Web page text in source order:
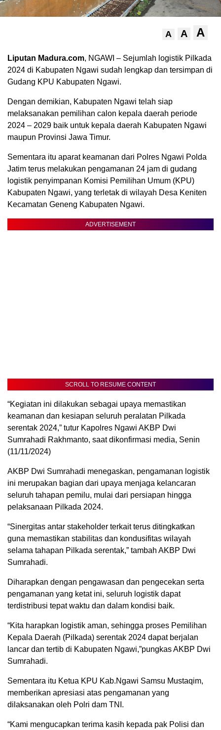
A A A
Liputan Madura.com, NGAWI – Sejumlah logistik Pilkada
2024 di Kabupaten Ngawi sudah lengkap dan tersimpan di
Gudang KPU Kabupaten Ngawi.
Dengan demikian, Kabupaten Ngawi telah siap
melaksanakan pemilihan calon kepala daerah periode
2024 – 2029 baik untuk kepala daerah Kabupaten Ngawi
maupun Provinsi Jawa Timur.
Sementara itu aparat keamanan dari Polres Ngawi Polda
Jatim terus melakukan pengamanan 24 jam di gudang
logistik penyimpanan Komisi Pemilihan Umum (KPU)
Kabupaten Ngawi, yang terletak di wilayah Desa Keniten
Kecamatan Geneng Kabupaten Ngawi.
ADVERTISEMENT
SCROLL TO RESUME CONTENT
“Kegiatan ini dilakukan sebagai upaya memastikan
keamanan dan kesiapan seluruh peralatan Pilkada
serentak 2024,” tutur Kapolres Ngawi AKBP Dwi
Sumrahadi Rakhmanto, saat dikonfirmasi media, Senin
(11/11/2024)
AKBP Dwi Sumrahadi menegaskan, pengamanan logistik
ini merupakan bagian dari upaya menjaga kelancaran
seluruh tahapan pemilu, mulai dari persiapan hingga
pelaksanaan Pilkada 2024.
“Sinergitas antar stakeholder terkait terus ditingkatkan
guna memastikan stabilitas dan kondusifitas wilayah
selama tahapan Pilkada serentak,” tambah AKBP Dwi
Sumrahadi.
Diharapkan dengan pengawasan dan pengecekan serta
pengamanan yang ketat ini, seluruh logistik dapat
terdistribusi tepat waktu dan dalam kondisi baik.
“Kita harapkan logistik aman, sehingga proses Pemilihan
Kepala Daerah (Pilkada) serentak 2024 dapat berjalan
lancar dan tertib di Kabupaten Ngawi,”pungkas AKBP Dwi
Sumrahadi.
Sementara itu Ketua KPU Kab.Ngawi Samsu Mustaqim,
memberikan apresiasi atas pengamanan yang
dilaksanakan oleh Polri dam TNI.
“Kami mengucapkan terima kasih kepada pak Polisi dan